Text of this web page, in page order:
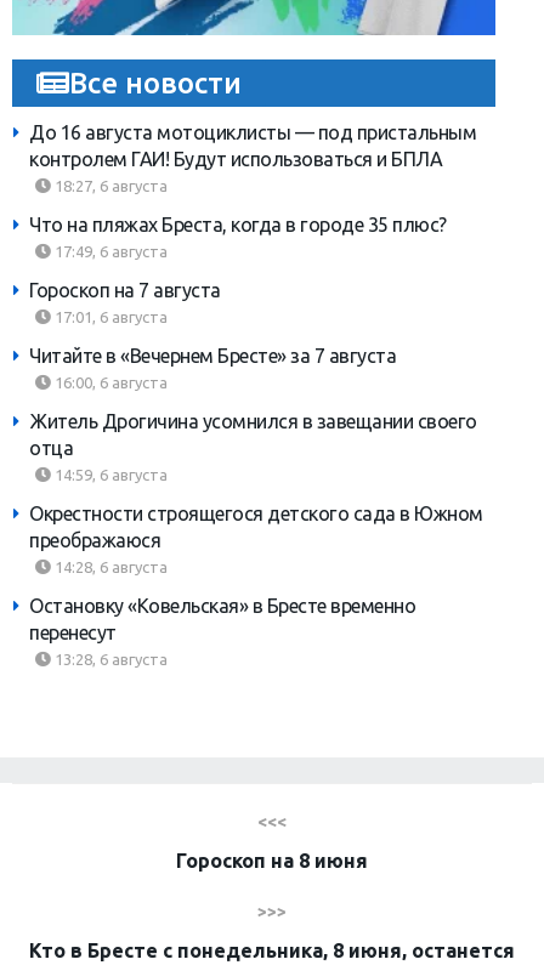
Все новости
До 16 августа мотоциклисты — под пристальным
контролем ГАИ! Будут использоваться и БПЛА
18:27, 6 августа
Что на пляжах Бреста, когда в городе 35 плюс?
17:49, 6 августа
Гороскоп на 7 августа
17:01, 6 августа
Читайте в «Вечернем Бресте» за 7 августа
16:00, 6 августа
Житель Дрогичина усомнился в завещании своего
отца
14:59, 6 августа
Окрестности строящегося детского сада в Южном
преображаюся
14:28, 6 августа
Остановку «Ковельская» в Бресте временно
перенесут
13:28, 6 августа
<<<
Гороскоп на 8 июня
>>>
Кто в Бресте с понедельника, 8 июня, останется